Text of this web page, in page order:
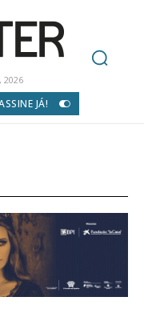
2026
JÁ!